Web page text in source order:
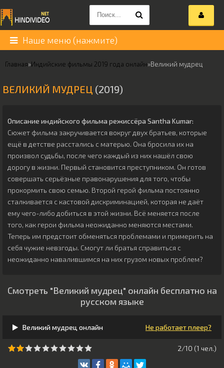
Наше меню (нажмите)
Главная»Индийские фильмы 2019 года онлайн»Великий мудрец
ВЕЛИКИЙ МУДРЕЦ (2019)
Описание индийского фильма режиссёра Santha Kumar:
Сюжет фильма закручивается вокруг двух братьев, которые
ещё в детстве расстались с матерью. Она бросила их на
произвол судьбы, после чего каждый из них нашёл свою
дорогу в жизни. Первый становится преступником. Он готов
совершать серьёзные правонарушения для того, чтобы
прокормить свою семью. Второй герой фильма постоянно
сталкивается с кастовой дискриминацией, которая не даёт
ему чего-либо добиться в этой жизни. Всё меняется после
того, как герои фильма неожиданно меняются местами.
Теперь им предстоит обменяться проблемами и примерить на
себя чужие невзгоды. Смогут ли братья справиться с
неожиданно навалившимся на них грузом новых проблем?
Смотреть "Великий мудрец" онлайн бесплатно на
русском языке
Великий мудрец онлайн Не работает плеер?
2/10 (1 чeл.)